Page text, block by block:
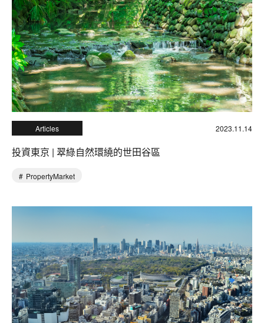
Articles 2023.11.14
投資東京 | 翠綠自然環繞的世田谷區
PropertyMarket